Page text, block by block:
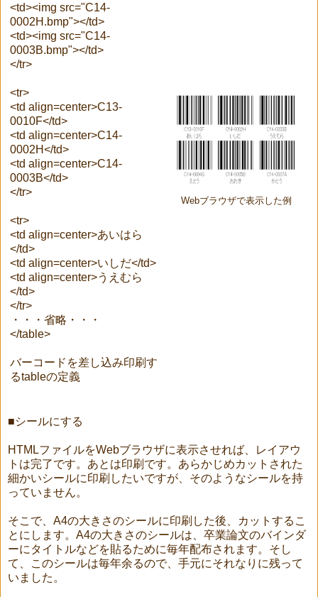
<td><img src="C14-
0002H.bmp"></td>
<td><img src="C14-
0003B.bmp"></td>
</tr>
<tr>
<td align=center>C13-
0010F</td>
<td align=center>C14-
0002H</td>
<td align=center>C14-
0003B</td>
</tr>
<tr>
<td align=center>あいはら
</td>
<td align=center>いしだ</td>
<td align=center>うえむら
</td>
</tr>
・・・省略・・・
</table>
バーコードを差し込み印刷す
るtableの定義
Webブラウザで表示した例
■シールにする
HTMLファイルをWebブラウザに表示させれば、レイアウ
トは完了です。あとは印刷です。あらかじめカットされた
細かいシールに印刷したいですが、そのようなシールを持
っていません。
そこで、A4の大きさのシールに印刷した後、カットするこ
とにします。A4の大きさのシールは、卒業論文のバインダ
ーにタイトルなどを貼るために毎年配布されます。そし
て、このシールは毎年余るので、手元にそれなりに残って
いました。